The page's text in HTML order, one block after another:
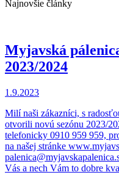
Najnovšie články
Myjavská
2023/2024
1.9.2023
Milí naši zákazníci, s
otvorili novú sezónu 2023/
telefonicky 0910 959 959,
na našej stránke
Vás a nech Vám to dobre